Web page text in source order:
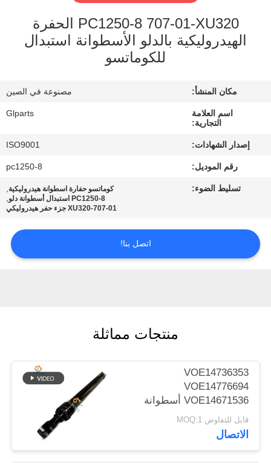
جولة
المصنع
مراقبة
الجودة
أخبار
سياسة
الخصوصية
PC1250-8 707-01-XU320 الحفرة
الهيدروليكية بالدلو الأسطوانة استبدال
للكوماتسو
مكان المنشأ: مصنوعة في الصين
اسم العلامة
التجارية:
Glparts
إصدار الشهادات: ISO9001
رقم الموديل: pc1250-8
تسليط الضوء: كوماتسو حفارة اسطوانة هيدروليكية,
PC1250-8 استبدال أسطوانة دلو ,
707-01-XU320 جزء حفر هيدروليكي
اتصل بنا!
منتجات مماثلة
VOE14736353
VOE14776694
VOE14671536 أسطوانة
هيدروليكية بقاء الذراع لـ
EC480D EC480E
EC750E
قابل للتفاوض MOQ:1
الاتصال